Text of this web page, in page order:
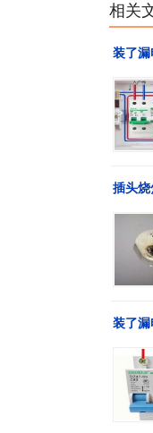
相关
装了漏
插头
装了漏